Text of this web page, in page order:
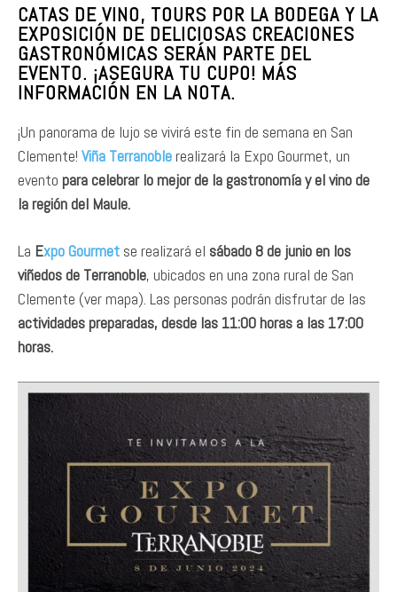
CATAS DE VINO, TOURS POR LA BODEGA Y LA
EXPOSICIÓN DE DELICIOSAS CREACIONES
GASTRONÓMICAS SERÁN PARTE DEL
EVENTO. ¡ASEGURA TU CUPO! MÁS
INFORMACIÓN EN LA NOTA.
¡Un panorama de lujo se vivirá este fin de semana en San
Clemente! Viña Terranoblerealizará la Expo Gourmet, un
evento para celebrar lo mejor de la gastronomía y el vino de
la región del Maule.
La Expo Gourmet se realizará el sábado 8 de junio en los
viñedos de Terranoble, ubicados en una zona rural de San
Clemente (ver mapa). Las personas podrán disfrutar de las
actividades preparadas, desde las 11:00 horas a las 17:00
horas.